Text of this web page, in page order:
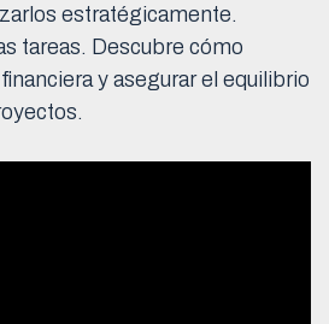
estratégicamente.
tareas. Descubre cómo
y asegurar el equilibrio